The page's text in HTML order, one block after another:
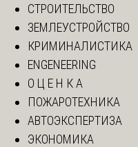
СТРОИТЕЛЬСТВО
ЗЕМЛЕУСТРОЙСТВО
КРИМИНАЛИСТИКА
ENGENEERING
О Ц Е Н К А
ПОЖАРОТЕХНИКА
АВТОЭКСПЕРТИЗА
ЭКОНОМИКА